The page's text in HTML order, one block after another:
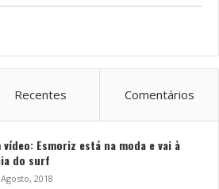
Recentes Comentários
vídeo: Esmoriz está na moda e vai à
do surf
2018